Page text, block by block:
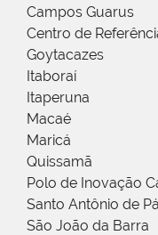
Campos Guarus
Centro de
Goytacazes
Itaboraí
Itaperuna
Macaé
Maricá
Quissamã
Polo de Inovação
Santo Antônio de
São João da Barra